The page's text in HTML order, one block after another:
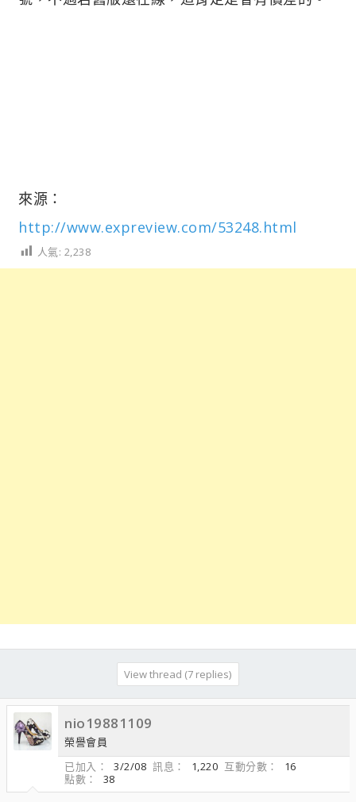
來源：
http://www.expreview.com/53248.html
人氣: 2,238
View thread (7 replies)
nio19881109
榮譽會員
已加入
3/2/08 訊息 1,220 互動分數
16
點數
38